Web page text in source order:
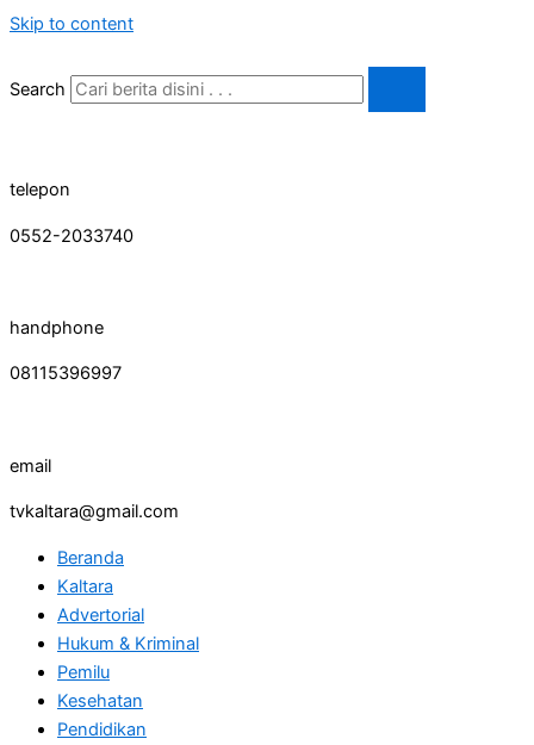
Skip to content
Search
telepon
0552-2033740
handphone
08115396997
email
tvkaltara@gmail.com
Beranda
Kaltara
Advertorial
Hukum & Kriminal
Pemilu
Kesehatan
Pendidikan